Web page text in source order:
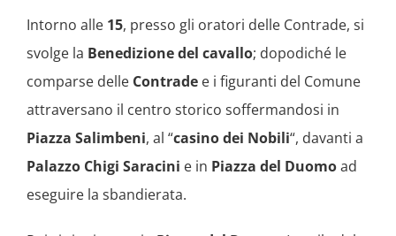
Intorno alle 15, presso gli oratori delle Contrade, si
svolge la Benedizione del cavallo; dopodiché le
comparse delle Contrade e i figuranti del Comune
attraversano il centro storico soffermandosi in
Piazza Salimbeni, al “casino dei Nobili“, davanti a
Palazzo Chigi Saracini e in Piazza del Duomoad
eseguire la sbandierata.